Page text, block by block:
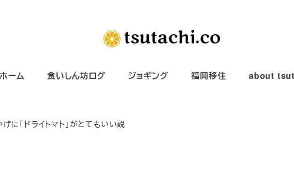
ホーム 食いしん坊ログ ジョギング 福岡移住 about
に「ドライトマト」がとてもいい説